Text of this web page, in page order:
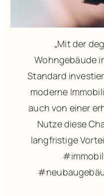
„Mit der
Wohngebäude
Standard
moderne
auch von einer
Nutze diese
langfristige